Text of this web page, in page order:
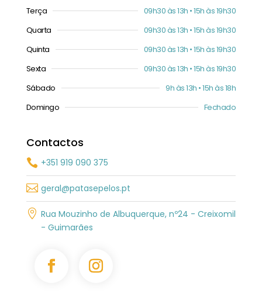
Terça
09h30 às 13h • 15h às 19h30
Quarta
09h30 às 13h • 15h às 19h30
Quinta
09h30 às 13h • 15h às 19h30
Sexta
09h30 às 13h • 15h às 19h30
Sábado
9h às 13h • 15h às 18h
Domingo
Fechado
Contactos
 +351 919 090 375
 geral@patasepelos.pt
 Rua Mouzinho de Albuquerque, nº24 - Creixomil
- Guimarães